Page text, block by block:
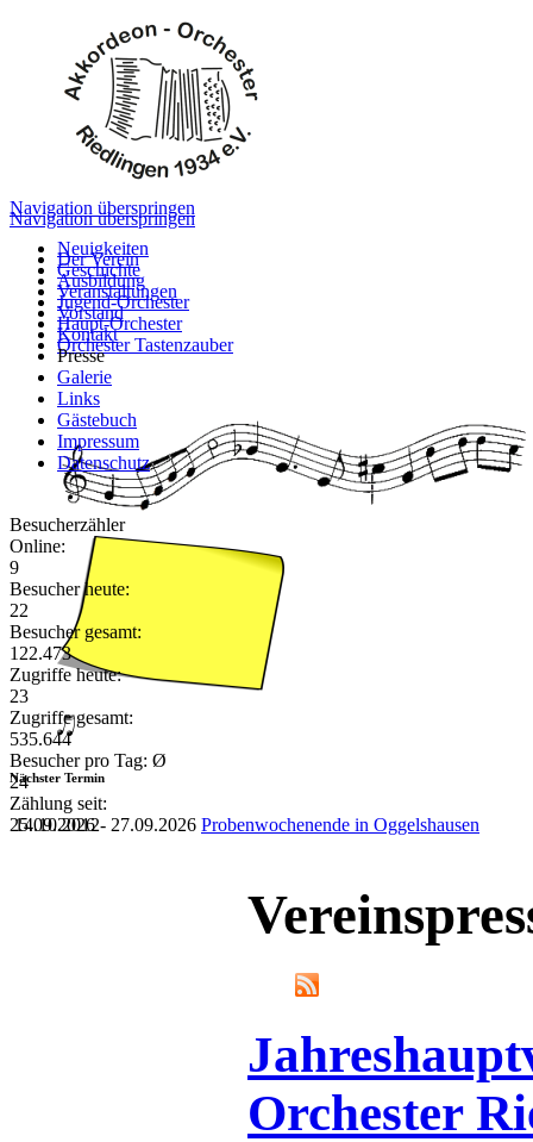
Navigation überspringen
Der Verein
Ausbildung
Jugend-Orchester
Haupt-Orchester
Orchester Tastenzauber
Nächster Termin
25.09.2026 - 27.09.2026 Probenwochenende in Oggelshausen
Navigation überspringen
Neuigkeiten
Geschichte
Veranstaltungen
Vorstand
Kontakt
Presse
Galerie
Links
Gästebuch
Impressum
Datenschutz
Besucherzähler
Online:
9
Besucher heute:
22
Besucher gesamt:
122.473
Zugriffe heute:
23
Zugriffe gesamt:
535.644
Besucher pro Tag: Ø
24
Zählung seit:
14.10.2012
Orchester